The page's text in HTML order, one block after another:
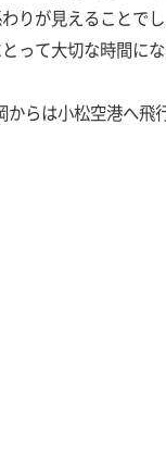
りが見えることで
って大切な時間に
らは小松空港へ飛